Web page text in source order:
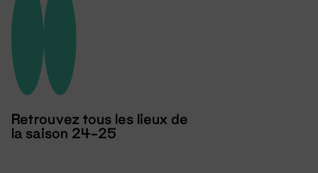
Retrouvez tous les lieux de
la saison 24-25